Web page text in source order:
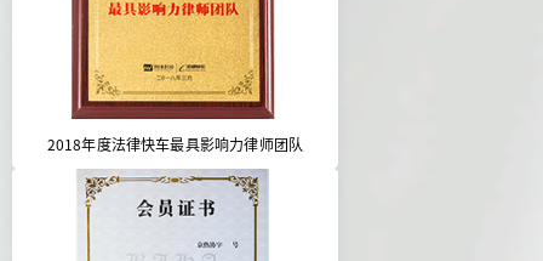
2018年度法律快车最具影响力律师团队